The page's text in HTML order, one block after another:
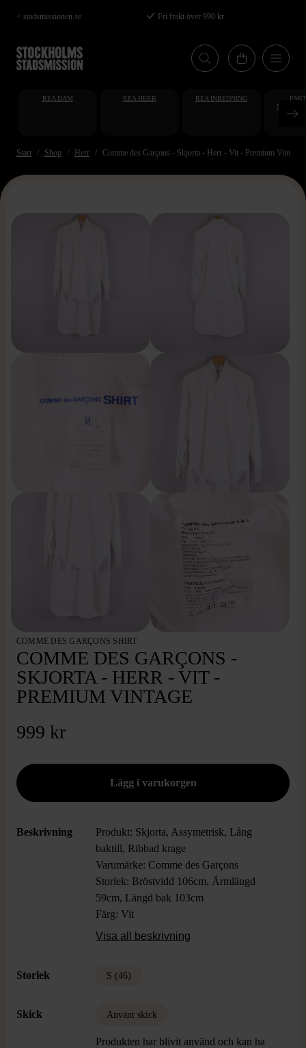
Hoppa
till
huvudinnehåll
< stadsmissionen.se Fri frakt över 990 kr
REA DAM REA HERR REA INREDNING
Start Shop Herr Comme des Garçons - Skjorta - Herr - Vit - Premium Vintage
COMME DES GARÇONS SHIRT
COMME DES GARÇONS -
SKJORTA - HERR - VIT -
PREMIUM VINTAGE
999 kr
Beskrivning
Produkt: Skjorta, Assymetrisk, Lång
baktill, Ribbad krage
Varumärke: Comme des Garçons
Storlek: Bröstvidd 106cm, Ärmlängd
59cm, Längd bak 103cm
Färg: Vit
Material: 100% Bomull
Övrigt: Upplevs som XS
Visa all beskrivning
Storlek S (46)
Skick Använt skick
Produkten har blivit använd och kan ha